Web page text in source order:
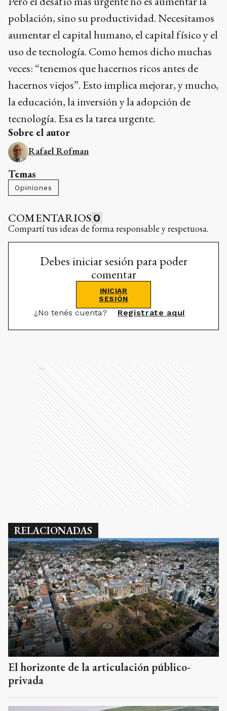
población, sino su productividad. Necesitamos
aumentar el capital humano, el capital físico y el
uso de tecnología. Como hemos dicho muchas
veces: “tenemos que hacernos ricos antes de
hacernos viejos”. Esto implica mejorar, y mucho,
la educación, la inversión y la adopción de
tecnología. Esa es la tarea urgente.
Sobre el autor
Rafael Rofman
Temas
Opiniones
COMENTARIOS 0
Compartí tus ideas de forma responsable y respetuosa.
Debes iniciar sesión para poder
comentar
INICIAR
SESIÓN
¿No tenés cuenta? Registrate aquí
Ads
RELACIONADAS
El horizonte de la articulación público-
privada